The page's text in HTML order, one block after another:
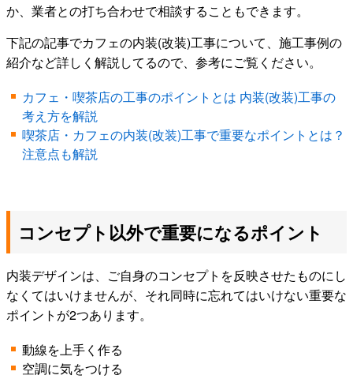
か、業者との打ち合わせで相談することもできます。
下記の記事でカフェの内装(改装)工事について、施工事例の
紹介など詳しく解説してるので、参考にご覧ください。
カフェ・喫茶店の工事のポイントとは 内装(改装)工事の
考え方を解説
喫茶店・カフェの内装(改装)工事で重要なポイントとは？
注意点も解説
コンセプト以外で重要になるポイント
内装デザインは、ご自身のコンセプトを反映させたものにし
なくてはいけませんが、それ同時に忘れてはいけない重要な
ポイントが2つあります。
動線を上手く作る
空調に気をつける